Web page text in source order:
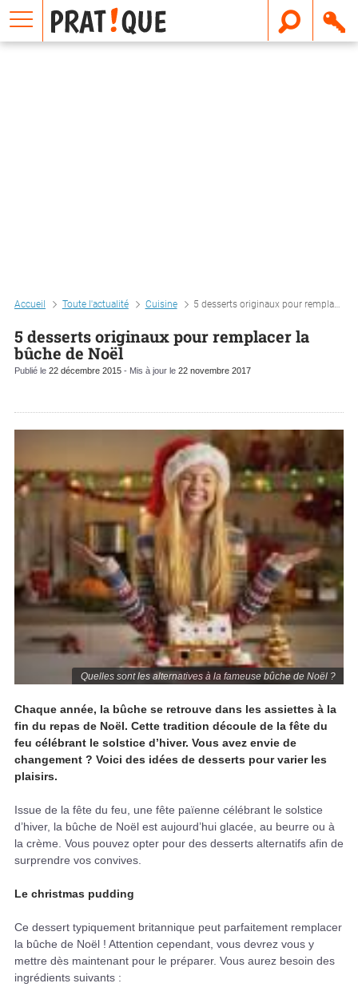
Accueil Toute l'actualité Cuisine 5 desserts originaux pour remplacer la bûche de noël
5 desserts originaux pour remplacer la
bûche de Noël
Publié le 22 décembre 2015 - Mis à jour le 22 novembre 2017
Quelles sont les alternatives à la fameuse bûche de Noël ?
Chaque année, la bûche se retrouve dans les assiettes à la
fin du repas de Noël. Cette tradition découle de la fête du
feu célébrant le solstice d’hiver. Vous avez envie de
changement ? Voici des idées de desserts pour varier les
plaisirs.
Issue de la fête du feu, une fête païenne célébrant le solstice
d’hiver, la bûche de Noël est aujourd’hui glacée, au beurre ou à
la crème. Vous pouvez opter pour des desserts alternatifs afin de
surprendre vos convives.
Le christmas pudding
Ce dessert typiquement britannique peut parfaitement remplacer
la bûche de Noël ! Attention cependant, vous devrez vous y
mettre dès maintenant pour le préparer. Vous aurez besoin des
ingrédients suivants :
E
m
a